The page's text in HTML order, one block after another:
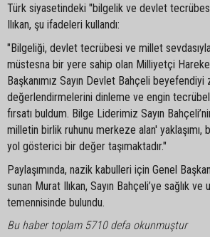
Türk siyasetindeki "bilgelik ve devlet
Ilıkan, şu ifadeleri kullandı:
"Bilgeliği, devlet tecrübesi ve millet
müstesna bir yere sahip olan Milliyetçi
Başkanımız Sayın Devlet Bahçeli
değerlendirmelerini dinleme ve engin
fırsatı buldum. Bilge Liderimiz Sayın
milletin birlik ruhunu merkeze alan' yaklaşımı,
yol gösterici bir değer taşımaktadır."
Paylaşımında, nazik kabulleri için Genel
sunan Murat Ilıkan, Sayın Bahçeli’ye sağlık ve
temennisinde bulundu.
Bu haber toplam 5710 defa okunmuştur